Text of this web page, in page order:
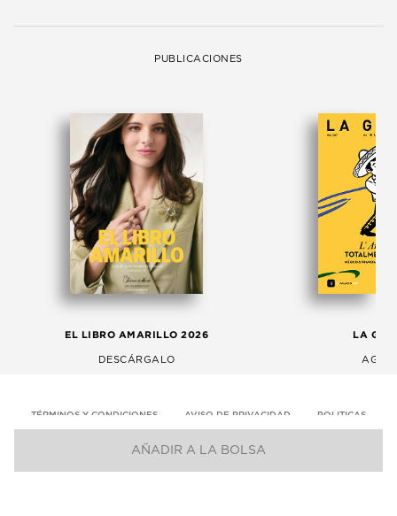
AÑADIR A LA BOLSA
PUBLICACIONES
EL LIBRO AMARILLO 2026
DESCÁRGALO
LA
TÉRMINOS Y CONDICIONES AVISO DE PRIVACIDAD POLITICAS